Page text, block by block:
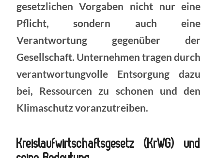
gesetzlichen Vorgaben nicht nur eine
Pflicht, sondern auch eine
Verantwortung gegenüber der
Gesellschaft. Unternehmen tragen durch
verantwortungvolle Entsorgung dazu
bei, Ressourcen zu schonen und den
Klimaschutz voranzutreiben.
Kreislaufwirtschaftsgesetz (KrWG) und